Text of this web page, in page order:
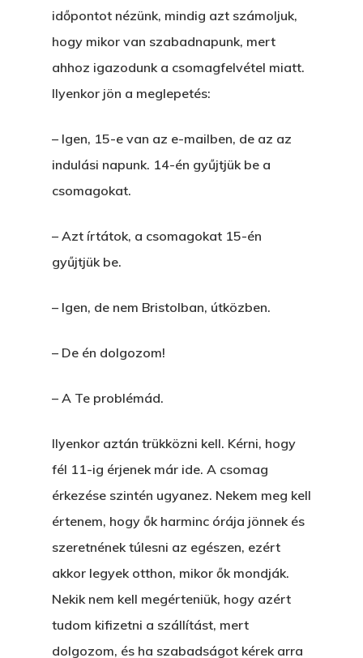
időpontot nézünk, mindig azt számoljuk,
hogy mikor van szabadnapunk, mert
ahhoz igazodunk a csomagfelvétel miatt.
Ilyenkor jön a meglepetés:
– Igen, 15-e van az e-mailben, de az az
indulási napunk. 14-én gyűjtjük be a
csomagokat.
– Azt írtátok, a csomagokat 15-én
gyűjtjük be.
– Igen, de nem Bristolban, útközben.
– De én dolgozom!
– A Te problémád.
Ilyenkor aztán trükközni kell. Kérni, hogy
fél 11-ig érjenek már ide. A csomag
érkezése szintén ugyanez. Nekem meg kell
értenem, hogy ők harminc órája jönnek és
szeretnének túlesni az egészen, ezért
akkor legyek otthon, mikor ők mondják.
Nekik nem kell megérteniük, hogy azért
tudom kifizetni a szállítást, mert
dolgozom, és ha szabadságot kérek arra